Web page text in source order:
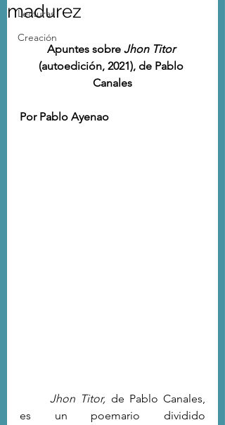
Lecturas
Creación
madurez
Apuntes sobre Jhon Titor
(autoedición, 2021), de Pablo
Canales
Por Pablo Ayenao
Jhon Titor, de Pablo Canales,
es un poemario dividido